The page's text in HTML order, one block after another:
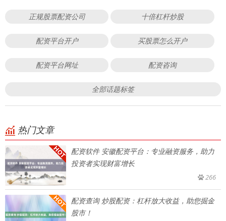
正规股票配资公司 十倍杠杆炒股
配资平台开户 买股票怎么开户
配资平台网址 配资咨询
全部话题标签
热门文章
配资软件 安徽配资平台：专业融资服务，助力
投资者实现财富增长
266
配资查询 炒股配资：杠杆放大收益，助您掘金
股市！